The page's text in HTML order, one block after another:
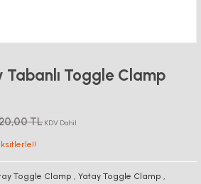
Tabanlı Toggle Clamp
TL KDV Dahil
Toggle Clamp , Yatay Toggle Clamp ,